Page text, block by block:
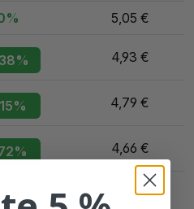
5,05 €
4,93 €
4,79 €
4,66 €